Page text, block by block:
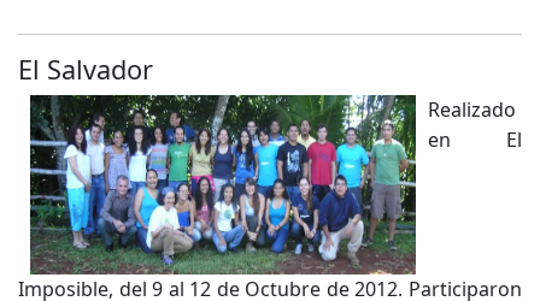
El Salvador
Realizado
en El
Imposible, del 9 al 12 de Octubre de 2012. Participaron